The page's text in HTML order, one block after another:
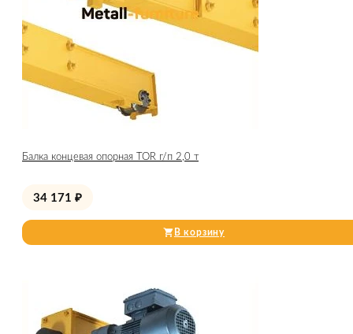
Балка концевая опорная TOR г/п 2,0 т
34 171 ₽
В корзину